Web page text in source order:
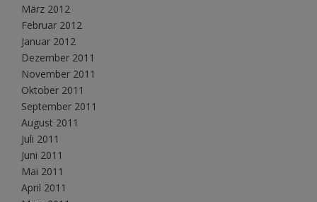
März 2012
Februar 2012
Januar 2012
Dezember 2011
November 2011
Oktober 2011
September 2011
August 2011
Juli 2011
Juni 2011
Mai 2011
April 2011